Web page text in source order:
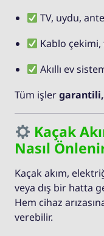
TV, uydu,
Kablo
Akıllı ev
Tüm işler
Kaçak
Nasıl
Kaçak akım,
veya dış bir hatta
Hem cihaz
verebilir.